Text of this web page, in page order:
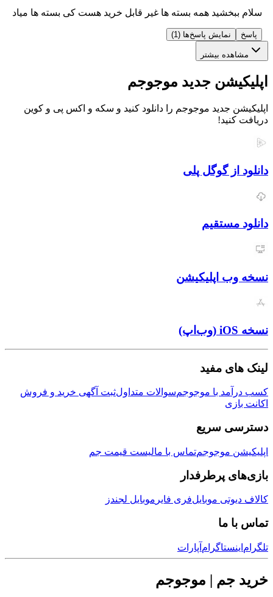
همه بسته ها غیر قابل خرید هست کی بسته ها میاد
نمایش پاسخ‌ها (1)
بیشتر
جدید موجوجم
جدید موجوجم را دانلود کنید و سکه و اکس پی و کوین
گوگل پلی
اپلیکیشن
مفید
با موجوجم سوالات متداولثبت آگهی خرید و فروش
سریع
موجوجم تماس با مالیست قیمت جم
پرطرفدار
موبایلفری فایرموبایل لجندز
ما
آپارات
جم | موجوجم